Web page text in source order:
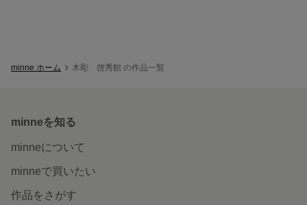
minne ホーム 木彫 啓秀館 の作品一覧
minneを知る
minneについて
minneで買いたい
作品をさがす